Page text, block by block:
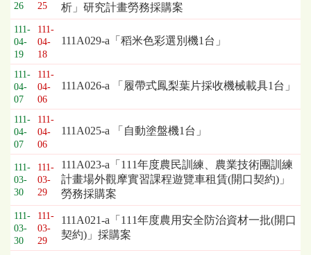
26
25
析」研究計畫勞務採購案
111-
04-
19
111-
04-
18
111A029-a「稻米色彩選別機1台」
111-
04-
07
111-
04-
06
111A026-a 「履帶式鳳梨葉片採收機械載具1台」
111-
04-
07
111-
04-
06
111A025-a 「自動塗盤機1台」
111-
03-
30
111-
03-
29
111A023-a「111年度農民訓練、農業技術團訓練
計畫場外觀摩實習課程遊覽車租賃(開口契約)」
勞務採購案
111-
03-
30
111-
03-
29
111A021-a「111年度農用安全防治資材一批(開口
契約)」採購案